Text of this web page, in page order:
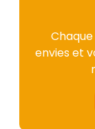
envies et